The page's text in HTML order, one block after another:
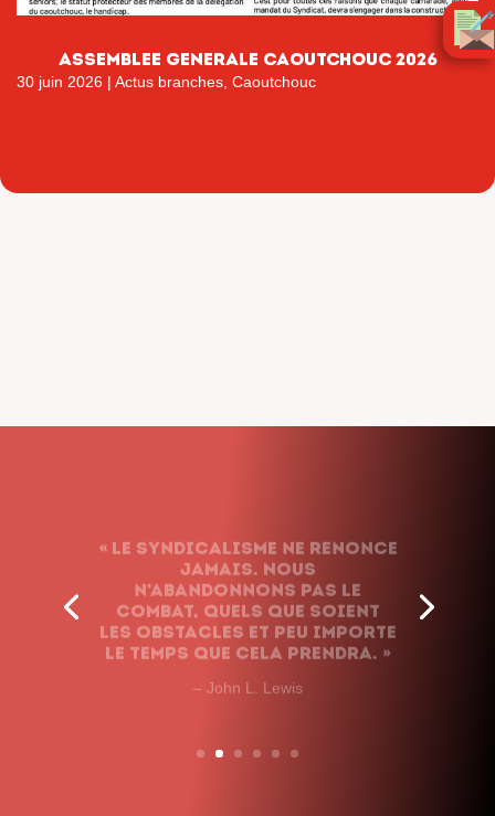
ASSEMBLEE GENERALE CAOUTCHOUC 2026
30 juin 2026 | Actus branches Caoutchouc
jamais. Nous
n’abandonnons pas le
combat, quels que soient
les obstacles et peu importe
le temps que cela prendra. »